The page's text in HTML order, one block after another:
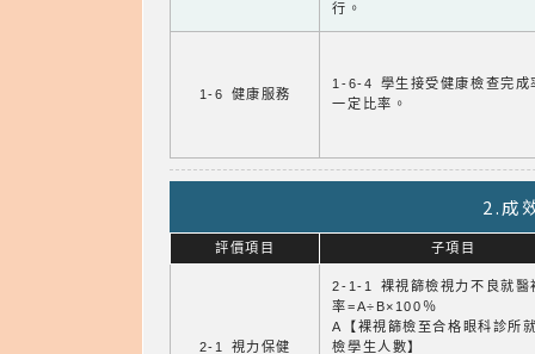
行。
1-6 健康服務
1-6-4 學生接受健康檢查完成
一定比率。
2.成
評價項目 子項目
2-1 視力保健
2-1-1 裸視篩檢視力不良就醫
率=A÷B×100％
A【裸視篩檢至合格眼科診所
檢學生人數】